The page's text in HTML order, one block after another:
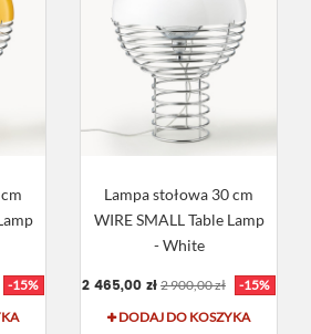
-15%
Lampa stołowa 30 cm
WIRE SMALL Table Lamp
- White
2 465,00 zł 2 900,00 zł
-15%
DODAJ DO KOSZYKA